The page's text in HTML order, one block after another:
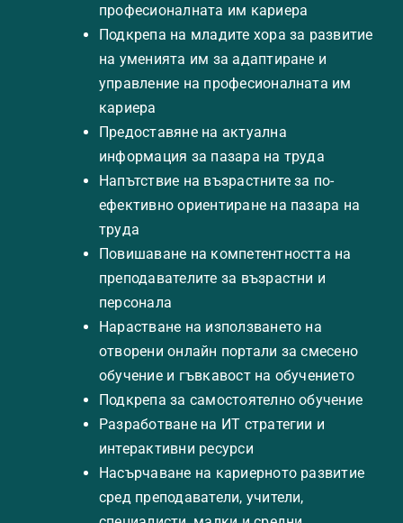
професионалната им кариера
Подкрепа на младите хора за развитие
на уменията им за адаптиране и
управление на професионалната им
кариера
Предоставяне на актуална
информация за пазара на труда
Напътствие на възрастните за по-
ефективно ориентиране на пазара на
труда
Повишаване на компетентността на
преподавателите за възрастни и
персонала
Нарастване на използването на
отворени онлайн портали за смесено
обучение и гъвкавост на обучението
Подкрепа за самостоятелно обучение
Разработване на ИТ стратегии и
интерактивни ресурси
Насърчаване на кариерното развитие
сред преподаватели, учители,